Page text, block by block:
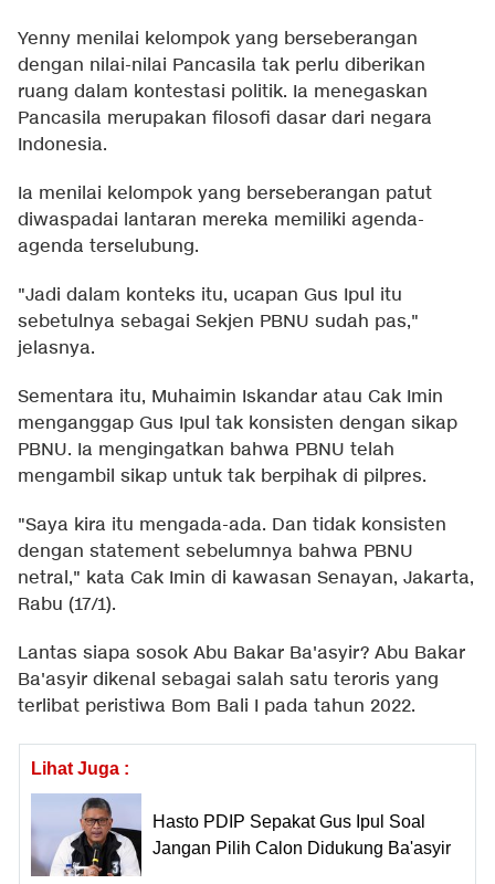
Yenny menilai kelompok yang berseberangan
dengan nilai-nilai Pancasila tak perlu diberikan
ruang dalam kontestasi politik. Ia menegaskan
Pancasila merupakan filosofi dasar dari negara
Indonesia.
Ia menilai kelompok yang berseberangan patut
diwaspadai lantaran mereka memiliki agenda-
agenda terselubung.
"Jadi dalam konteks itu, ucapan Gus Ipul itu
sebetulnya sebagai Sekjen PBNU sudah pas,"
jelasnya.
Sementara itu, Muhaimin Iskandar atau Cak Imin
menganggap Gus Ipul tak konsisten dengan sikap
PBNU. Ia mengingatkan bahwa PBNU telah
mengambil sikap untuk tak berpihak di pilpres.
"Saya kira itu mengada-ada. Dan tidak konsisten
dengan statement sebelumnya bahwa PBNU
netral," kata Cak Imin di kawasan Senayan, Jakarta,
Rabu (17/1).
Lantas siapa sosok Abu Bakar Ba'asyir? Abu Bakar
Ba'asyir dikenal sebagai salah satu teroris yang
terlibat peristiwa Bom Bali I pada tahun 2022.
Lihat Juga :
Hasto PDIP Sepakat Gus Ipul Soal
Jangan Pilih Calon Didukung Ba'asyir